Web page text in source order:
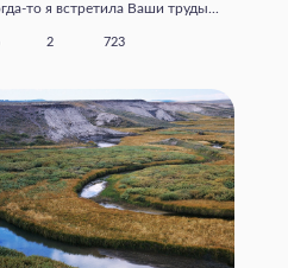
я встретила Ваши труды...
2 723